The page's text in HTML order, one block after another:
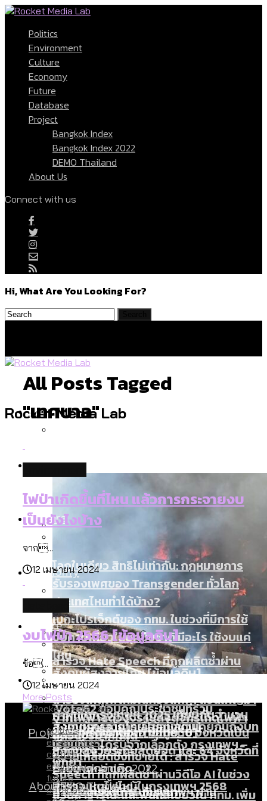
Politics
Environment
Culture
Economy
Future
Database
Project
Bangkok Index
Bangkok Index 2022
DEMO Thailand
About Us
Connect with us
Hi, What Are You Looking For?
Rocket Media Lab
Politics
สำรวจร่างงบปี 70 ของ กทม. สำนักการ
จราจรฯ เพิ่ม 150% มีเพียง 5 เขตที่งบเพิ่ม
โดยเขตจตุจักรสูงสุด
เมื่อแยกท่องเที่ยวออกจากกีฬา กระทรวง
ใหม่จะมีงบฯ ประมาณเท่าไร
สมุดจดการบ้าน ส.ก. 2569 : แต่ละเขตมี
ปัญหาอะไรที่ ส.ก. ต้องทำการบ้าน
Vote62 ขอบคุณประชาชนที่ร่วม
สังเกตการณ์การเลือกตั้งชวนคุยกันถึงบท
เรียนที่เราได้รับจากเลือกตั้ง กรุงเทพฯ –
พัทยา
Environment
สำรวจเหตุไฟไหม้ในกรุงเทพฯ ส่วนใหญ่มา
จากไฟฟ้าลัดวงจร เขตจตุจักรเกิดไฟฟ้า
ลัดวงจรมากที่สุด
สวนสาธารณะและพื้นที่สีเขียวใน กทม. เพิ่ม
Culture
โลกใบเดียว สิทธิไม่เท่ากัน: กฎหมายการ
รับรองเพศของ Transgender ทั่วโลก
ประเทศไหนทำได้บ้าง?
สำรวจ Hate Speech ที่ถูกผลิตซ้ำผ่าน
วิดีโอ AI ในช่วงความขัดแย้งไทย-กัมพูชา
[ข้อมูลดิบ]
ความเกลียดชังที่ขายได้ : สำรวจ Hate
Speech ที่ถูกผลิตซ้ำผ่านวิดีโอ AI ในช่วง
ความขัดแย้งไทย-กัมพูชา
Economy
เมกะโปรเจ็กต์ของ กทม. ในช่วงที่มีการใช้
งบคาบเกี่ยวในยุคชัชชาติ มีอะไร ใช้งบแค่
ไหน
ค่าฝุ่นในกรุงเทพฯ 2025 เทียบกับจำนวน
ควันบุหรี่ที่เข้าปอด [ข้อมูลดิบ]
สำรวจเศรษฐกิจในกรุงเทพฯ ผ่าน
Future
สังคมผู้สูงอายุไทย [ข้อมูลดิบ]
สำรวจสังคมผู้สูงอายุไทย : 6 จังหวัดเป็น
สังคมสูงวัยระดับสุดยอด และ 64 จังหวัดที่
ตายมากกว่าเกิด
Database
สังคมผู้สูงอายุไทย [ข้อมูลดิบ]
สำรวจเหตุไฟไหม้ในกรุงเทพฯ 2568
Project
Bangkok Index
Bangkok Index 2022
DEMO Thailand
About Us
All Posts Tagged
"เทศบาล"
ไฟป่าเกิดขึ้นที่ไหน แล้วการกระจายงบ
เป็นยังไงบ้าง
จาก...
12 เมษายน 2024
งบไฟป่า 2566 [ข้อมูลดิบ]
ข้อ...
12 เมษายน 2024
More Posts
politics
environment
culture
economy
future
database